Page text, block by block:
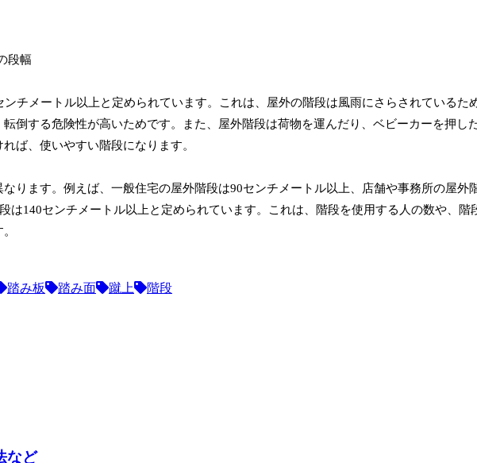
ンチメートル以上と定められています。これは、屋外の階段は風雨にさらされているた
倒する危険性が高いためです。また、屋外階段は荷物を運んだり、ベビーカーを押し
ば、使いやすい階段になります。
ります。例えば、一般住宅の屋外階段は90センチメートル以上、店舗や事務所の屋外
は140センチメートル以上と定められています。これは、階段を使用する人の数や、階
踏み板 踏み面 蹴上
階段
など